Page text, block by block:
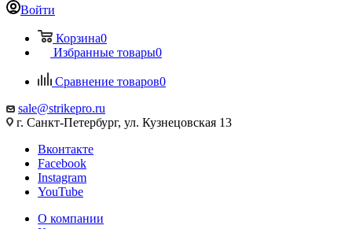
Войти
Корзина0
Избранные товары0
Сравнение товаров0
sale@strikepro.ru
г. Санкт-Петербург, ул. Кузнецовская 13
Вконтакте
Facebook
Instagram
YouTube
О компании